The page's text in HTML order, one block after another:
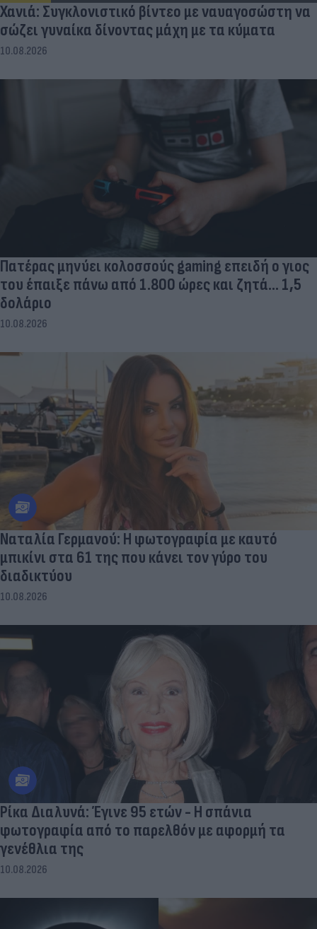
Χανιά: Συγκλονιστικό βίντεο με ναυαγοσώστη να
σώζει γυναίκα δίνοντας μάχη με τα κύματα
10.08.2026
Πατέρας μηνύει κολοσσούς gaming επειδή ο γιος
του έπαιξε πάνω από 1.800 ώρες και ζητά... 1,5
δολάριο
10.08.2026
Ναταλία Γερμανού: Η φωτογραφία με καυτό
μπικίνι στα 61 της που κάνει τον γύρο του
διαδικτύου
10.08.2026
Ρίκα Διαλυνά: Έγινε 95 ετών - Η σπάνια
φωτογραφία από το παρελθόν με αφορμή τα
γενέθλια της
10.08.2026